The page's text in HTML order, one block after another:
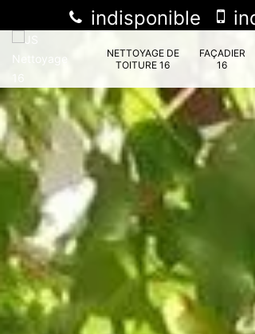
indisponible
NETTOYAGE DE
TOITURE 16
FAÇADIER
16